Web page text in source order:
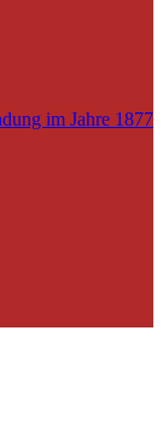
im Jahre 1877